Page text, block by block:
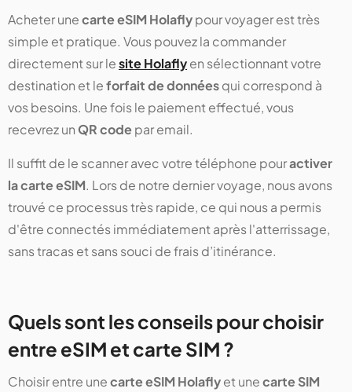
Acheter unecarte eSIM Holaflypour voyager est très
simple et pratique. Vous pouvez la commander
directement sur lesite Holaflyen sélectionnant votre
destination et leforfait de donnéesqui correspond à
vos besoins. Une fois le paiement effectué, vous
recevrez un QR codepar email.
Il suffit de le scanner avec votre téléphone pouractiver
la carte eSIM. Lors de notre dernier voyage, nous avons
trouvé ce processus très rapide, ce qui nous a permis
d'être connectés immédiatement après l'atterrissage,
sans tracas et sans souci de frais d’itinérance.
Quels sont les conseils pour choisir
entre eSIM et carte SIM ?
Choisir entre unecarte eSIM Holaflyet unecarte SIM